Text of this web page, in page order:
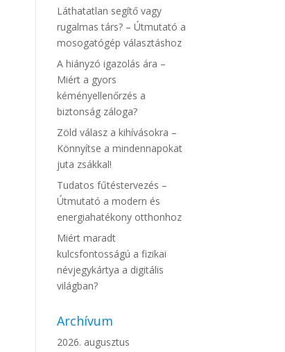
Láthatatlan segítő vagy
rugalmas társ? – Útmutató a
mosogatógép választáshoz
A hiányzó igazolás ára –
Miért a gyors
kéményellenőrzés a
biztonság záloga?
Zöld válasz a kihívásokra –
Könnyítse a mindennapokat
juta zsákkal!
Tudatos fűtéstervezés –
Útmutató a modern és
energiahatékony otthonhoz
Miért maradt
kulcsfontosságú a fizikai
névjegykártya a digitális
világban?
Archívum
2026. augusztus